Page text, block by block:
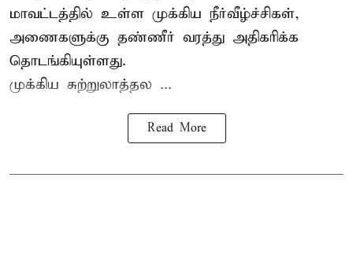
மாவட்டத்தில் உள்ள முக்கிய நீர்வீழ்ச்சிகள்,
அணைகளுக்கு தண்ணீர் வரத்து அதிகரிக்க
தொடங்கியுள்ளது.
முக்கிய சுற்றுலாத்தல ...
Read More